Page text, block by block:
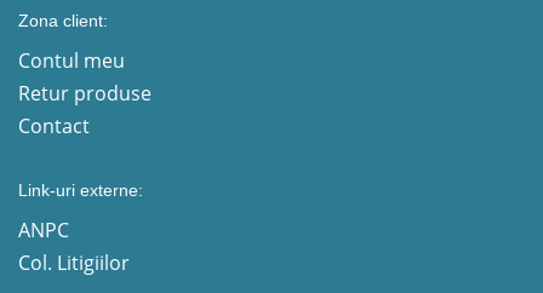
Zona client:
Contul meu
Retur produse
Contact
Link-uri externe:
ANPC
Col. Litigiilor